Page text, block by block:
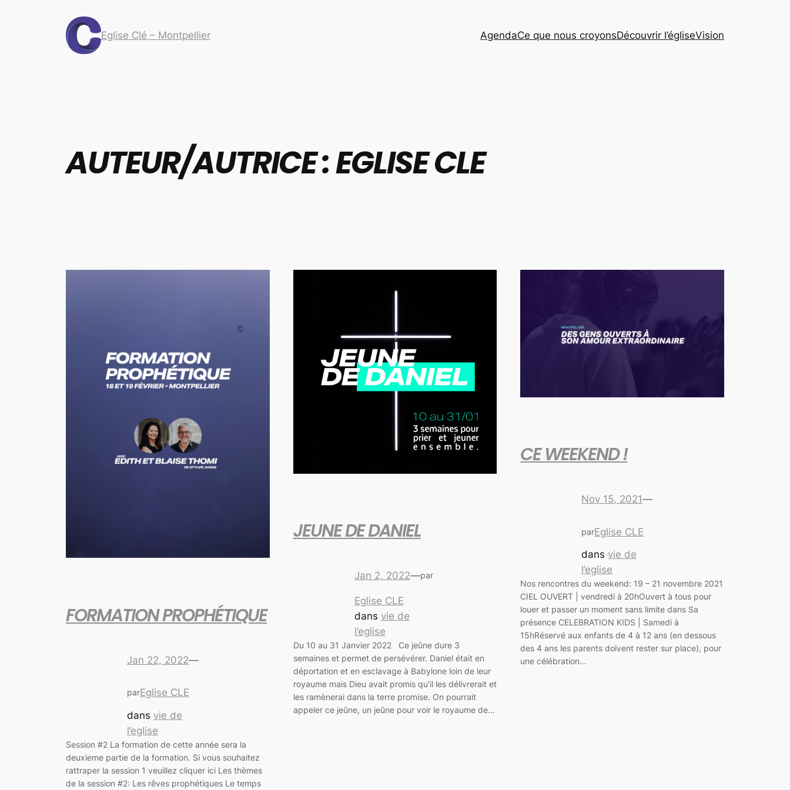
Eglise Clé – Montpellier AgendaCe que nous croyonsDécouvrir l’égliseVision
AUTEUR/AUTRICE :EGLISE CLE
FORMATION PROPHÉTIQUE
Jan 22, 2022—
parEglise CLE
dans vie de
l’eglise
Session #2 La formation de cette année sera la
deuxieme partie de la formation. Si vous souhaitez
rattraper la session 1 veuillez cliquer ici Les thèmes
de la session #2: Les rêves prophétiques Le temps
JEUNE DE DANIEL
Jan 2, 2022—par
Eglise CLE
dans vie de
l’eglise
Du 10 au 31 Janvier 2022 Ce jeûne dure 3
semaines et permet de persévérer. Daniel était en
déportation et en esclavage à Babylone loin de leur
royaume mais Dieu avait promis qu’il les délivrerait et
les ramènerai dans la terre promise. On pourrait
appeler ce jeûne, un jeûne pour voir le royaume de…
CE WEEKEND !
Nov 15, 2021—
parEglise CLE
dans vie de
l’eglise
Nos rencontres du weekend: 19 – 21 novembre 2021
CIEL OUVERT | vendredi à 20hOuvert à tous pour
louer et passer un moment sans limite dans Sa
présence CELEBRATION KIDS | Samedi à
15hRéservé aux enfants de 4 à 12 ans (en dessous
des 4 ans les parents doivent rester sur place), pour
une célébration…